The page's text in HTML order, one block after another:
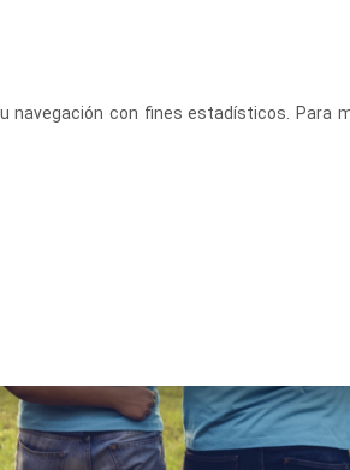
navegación con fines estadísticos. Para